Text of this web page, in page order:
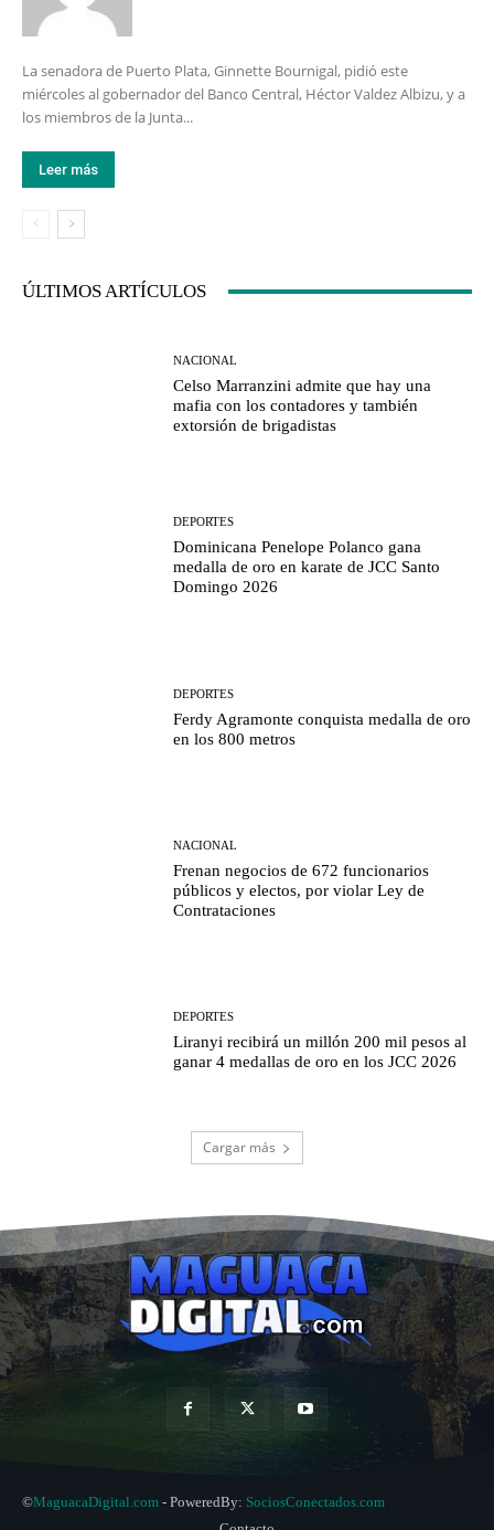
La senadora de Puerto Plata, Ginnette Bournigal, pidió este
miércoles al gobernador del Banco Central, Héctor Valdez Albizu, y a
los miembros de la Junta...
Leer más
ÚLTIMOS ARTÍCULOS
NACIONAL
Celso Marranzini admite que hay una
mafia con los contadores y también
extorsión de brigadistas
DEPORTES
Dominicana Penelope Polanco gana
medalla de oro en karate de JCC Santo
Domingo 2026
DEPORTES
Ferdy Agramonte conquista medalla de oro
en los 800 metros
NACIONAL
Frenan negocios de 672 funcionarios
públicos y electos, por violar Ley de
Contrataciones
DEPORTES
Liranyi recibirá un millón 200 mil pesos al
ganar 4 medallas de oro en los JCC 2026
Cargar más
©MaguacaDigital.com - PoweredBy: SociosConectados.com